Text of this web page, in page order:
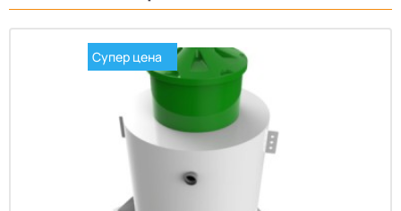
Супер цена